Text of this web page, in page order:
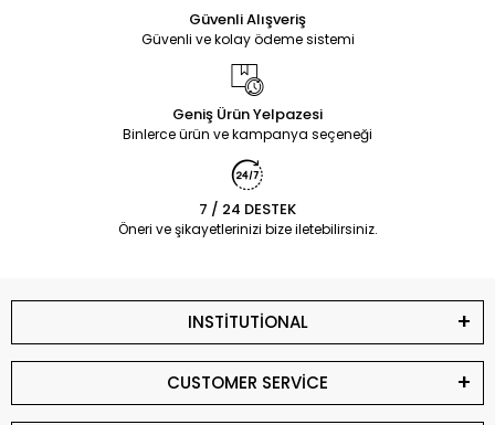
Güvenli Alışveriş
Güvenli ve kolay ödeme sistemi
Geniş Ürün Yelpazesi
Binlerce ürün ve kampanya seçeneği
7 / 24 DESTEK
Öneri ve şikayetlerinizi bize iletebilirsiniz.
INSTİTUTİONAL
CUSTOMER SERVİCE